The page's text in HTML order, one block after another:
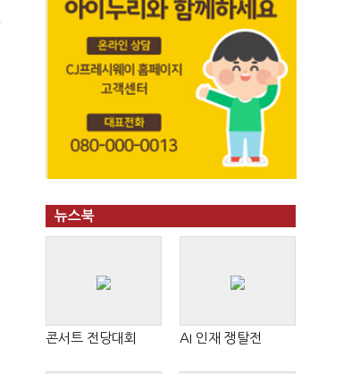
뉴스북
콘서트 전당대회 AI 인재 쟁탈전